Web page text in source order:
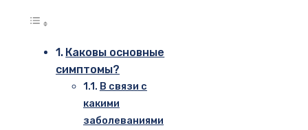
Каковы основные
симптомы?
В связи с
какими
заболеваниями